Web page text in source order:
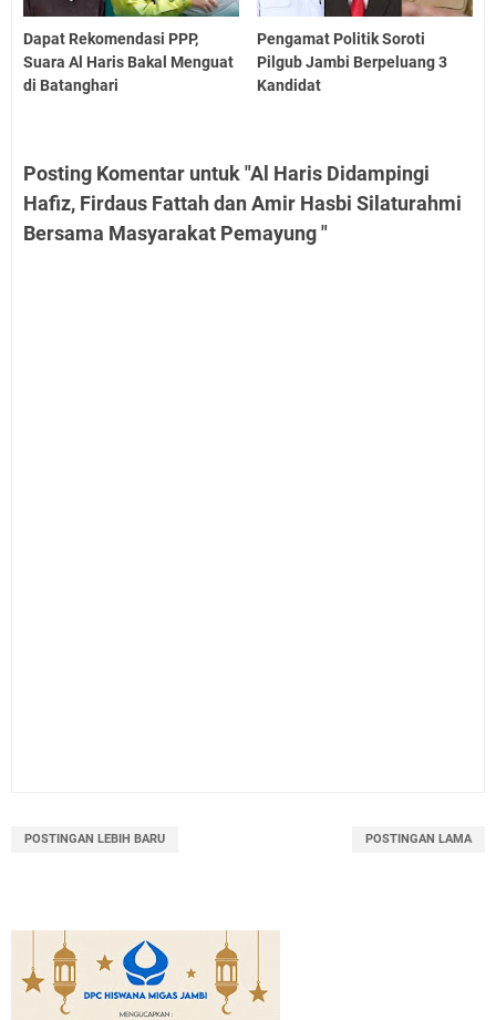
Dapat Rekomendasi PPP,
Suara Al Haris Bakal Menguat
di Batanghari
Pengamat Politik Soroti
Pilgub Jambi Berpeluang 3
Kandidat
Posting Komentar untuk "Al Haris Didampingi
Hafiz, Firdaus Fattah dan Amir Hasbi Silaturahmi
Bersama Masyarakat Pemayung "
POSTINGAN LEBIH BARU POSTINGAN LAMA